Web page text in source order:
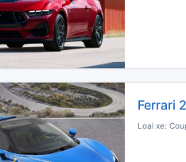
Ferrari
Loại xe: